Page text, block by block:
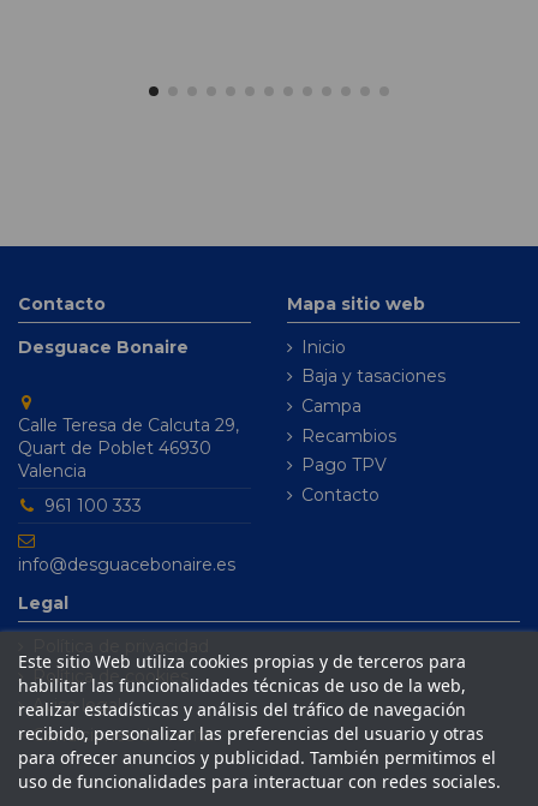
Contacto
Desguace Bonaire
Calle Teresa de Calcuta 29,
Quart de Poblet 46930
Valencia
961 100 333
info@desguacebonaire.es
Mapa sitio web
Inicio
Baja y tasaciones
Campa
Recambios
Pago TPV
Contacto
Legal
Política de cookies
Aviso legal
Condiciones de venta
Este sitio Web utiliza cookies propias y de terceros para
habilitar las funcionalidades técnicas de uso de la web,
realizar estadísticas y análisis del tráfico de navegación
recibido, personalizar las preferencias del usuario y otras
para ofrecer anuncios y publicidad. También permitimos el
uso de funcionalidades para interactuar con redes sociales.